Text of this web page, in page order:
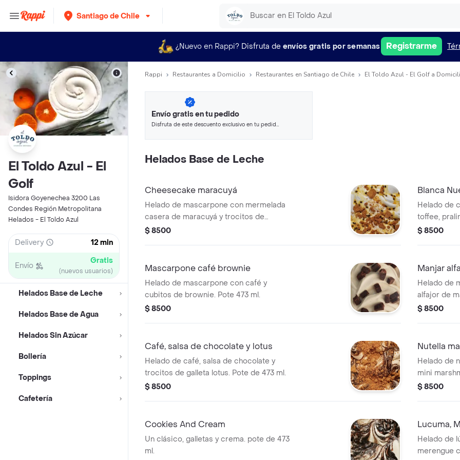
Santiago de Chile
¿Nuevo en Rappi? Disfruta de envíos gratis por semanas Registrarme
El Toldo Azul - El
Golf
Isidora Goyenechea 3200 Las
Condes Región Metropolitana
Helados - El Toldo Azul
Delivery 12 min
Envío Gratis
(nuevos usuarios)
Helados Base de Leche
Helados Base de Agua
Helados Sin Azúcar
Bollería
Toppings
Cafetería
Rappi Restaurantes a Domicilio Restaurantes en Santiago de Chile El Toldo Azul - El Golf a
Envío gratis en tu pedido
Disfruta de este descuento exclusivo en tu pedido
Helados Base de Leche
Cheesecake maracuyá
Helado de mascarpone con mermelada
casera de maracuyá y trocitos de
galletas. Pote 473 ml.
$ 8500
Blanca
Helado de
toffee,
salado.
$ 8500
Mascarpone café brownie
Helado de mascarpone con café y
cubitos de brownie. Pote 473 ml.
$ 8500
Manjar
Helado de
alfajor de
de 473 ml.
$ 8500
Café, salsa de chocolate y lotus
Helado de café, salsa de chocolate y
trocitos de galleta lotus. Pote de 473 ml.
$ 8500
Nutella
Helado de
mini
$ 8500
Cookies And Cream
Un clásico, galletas y crema. pote de 473
ml.
Lucuma,
Helado de
merengue